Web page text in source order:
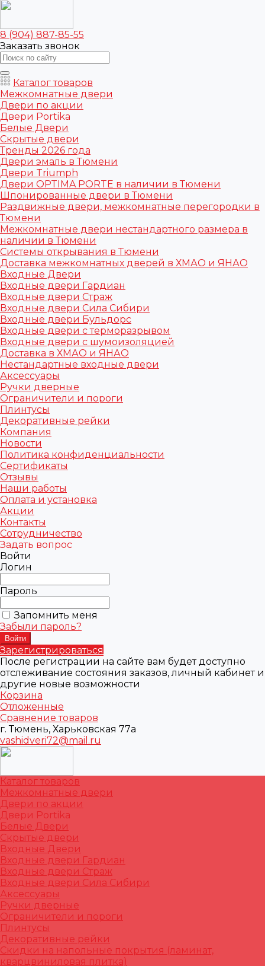
8 (904) 887-85-55
Заказать звонок
Каталог товаров
Межкомнатные двери
Двери по акции
Двери Portika
Белые Двери
Скрытые двери
Тренды 2026 года
Двери эмаль в Тюмени
Двери Triumph
Двери OPTIMA PORTE в наличии в Тюмени
Шпонированные двери в Тюмени
Раздвижные двери, межкомнатные перегородки в
Тюмени
Межкомнатные двери нестандартного размера в
наличии в Тюмени
Системы открывания в Тюмени
Доставка межкомнатных дверей в ХМАО и ЯНАО
Входные Двери
Входные двери Гардиан
Входные двери Страж
Входные двери Сила Сибири
Входные двери Бульдорс
Входные двери с терморазрывом
Входные двери с шумоизоляцией
Доставка в ХМАО и ЯНАО
Нестандартные входные двери
Аксессуары
Ручки дверные
Ограничители и пороги
Плинтусы
Декоративные рейки
Компания
Новости
Политика конфиденциальности
Сертификаты
Отзывы
Наши работы
Оплата и установка
Акции
Контакты
Сотрудничество
Задать вопрос
Войти
Логин
Пароль
Запомнить меня
Забыли пароль?
Зарегистрироваться
После регистрации на сайте вам будет доступно
отслеживание состояния заказов, личный кабинет и
другие новые возможности
Корзина
Отложенные
Сравнение товаров
г. Тюмень, Харьковская 77а
vashidveri72@mail.ru
Каталог товаров
Межкомнатные двери
Двери по акции
Двери Portika
Белые Двери
Скрытые двери
Входные Двери
Входные двери Гардиан
Входные двери Страж
Входные двери Сила Сибири
Аксессуары
Ручки дверные
Ограничители и пороги
Плинтусы
Декоративные рейки
Скидки на напольные покрытия (ламинат,
кварцвиниловая плитка)